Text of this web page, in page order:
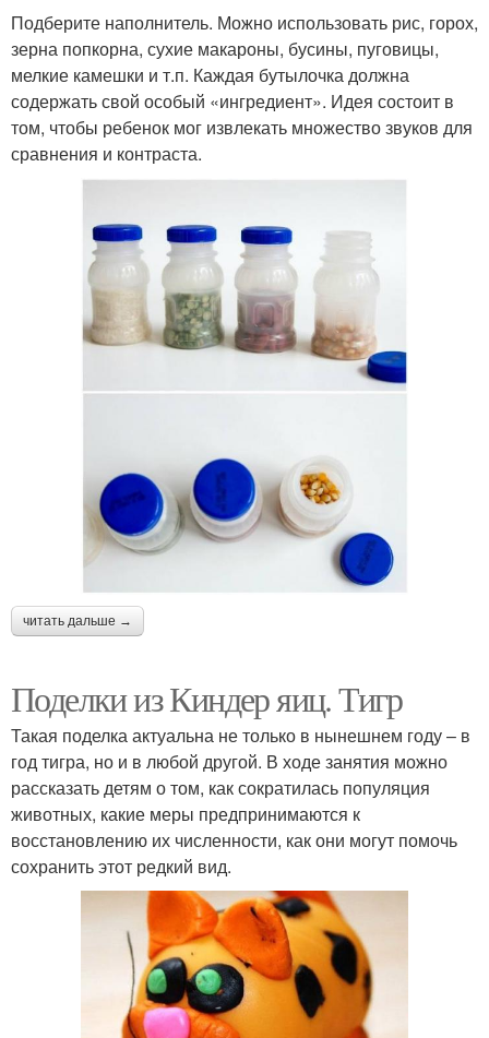
Подберите наполнитель. Можно использовать рис, горох,
зерна попкорна, сухие макароны, бусины, пуговицы,
мелкие камешки и т.п. Каждая бутылочка должна
содержать свой особый «ингредиент». Идея состоит в
том, чтобы ребенок мог извлекать множество звуков для
сравнения и контраста.
читать дальше →
Поделки из Киндер яиц. Тигр
Такая поделка актуальна не только в нынешнем году – в
год тигра, но и в любой другой. В ходе занятия можно
рассказать детям о том, как сократилась популяция
животных, какие меры предпринимаются к
восстановлению их численности, как они могут помочь
сохранить этот редкий вид.